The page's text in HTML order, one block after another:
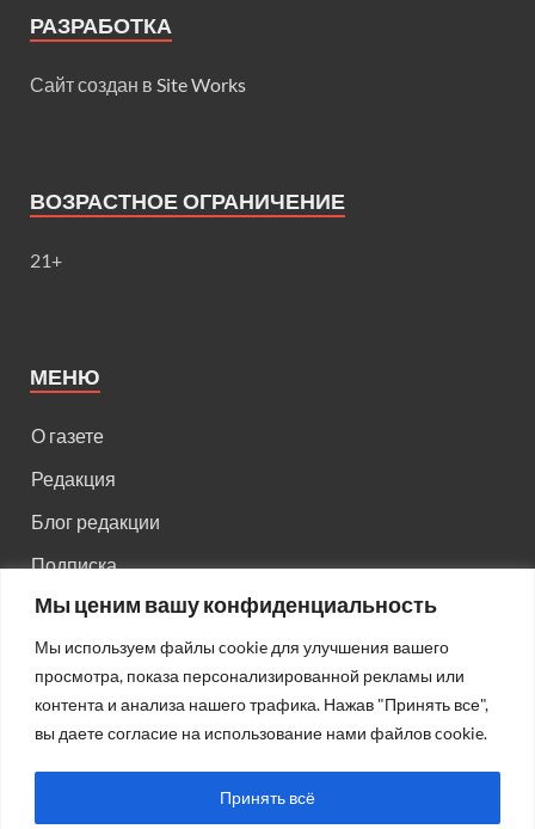
Мы ценим вашу конфиденциальность
Мы используем файлы cookie для улучшения вашего
просмотра, показа персонализированной рекламы или
контента и анализа нашего трафика. Нажав "Принять все",
вы даете согласие на использование нами файлов cookie.
Принять всё
РАЗРАБОТКА
Сайт создан в Site Works
ВОЗРАСТНОЕ ОГРАНИЧЕНИЕ
21+
МЕНЮ
О газете
Редакция
Блог редакции
Подписка
Правила поведения на сайте
Реклама
Старый HTML сайт